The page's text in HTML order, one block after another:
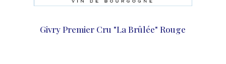
Givry Premier Cru "La Brûlée" Rouge